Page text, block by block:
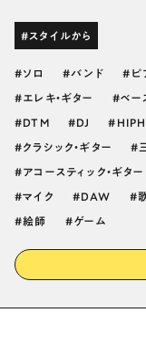
#スタイルから
ソロ バンド ピ
エレキ・ギター ベー
DTM DJ
クラシック・ギター
アコースティック・ギター
マイク DAW
絵師 ゲーム